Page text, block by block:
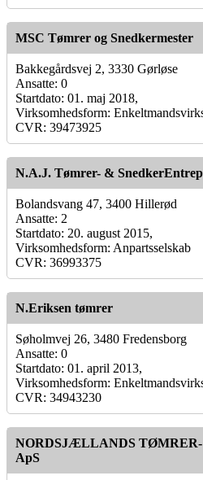
MSC Tømrer og Snedkermester
Bakkegårdsvej 2, 3330 Gørløse
Ansatte: 0
Startdato: 01. maj 2018,
Virksomhedsform:
CVR: 39473925
N.A.J. Tømrer- &
Bolandsvang 47, 3400 Hillerød
Ansatte: 2
Startdato: 20. august 2015,
Virksomhedsform: Anpartsselskab
CVR: 36993375
N.Eriksen tømrer
Søholmvej 26, 3480 Fredensborg
Ansatte: 0
Startdato: 01. april 2013,
Virksomhedsform:
CVR: 34943230
NORDSJÆLLANDS
ApS